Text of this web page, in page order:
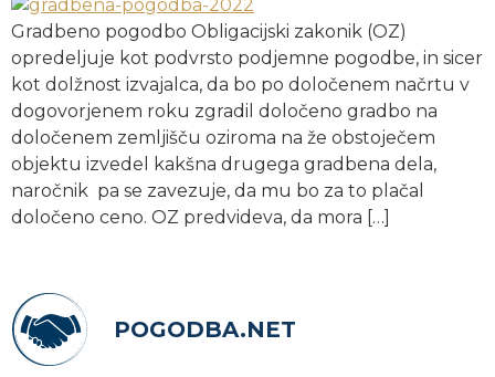
Gradbeno pogodbo Obligacijski zakonik (OZ)
opredeljuje kot podvrsto podjemne pogodbe, in sicer
kot dolžnost izvajalca, da bo po določenem načrtu v
dogovorjenem roku zgradil določeno gradbo na
določenem zemljišču oziroma na že obstoječem
objektu izvedel kakšna drugega gradbena dela,
naročnik pa se zavezuje, da mu bo za to plačal
določeno ceno. OZ predvideva, da mora […]
POGODBA.NET